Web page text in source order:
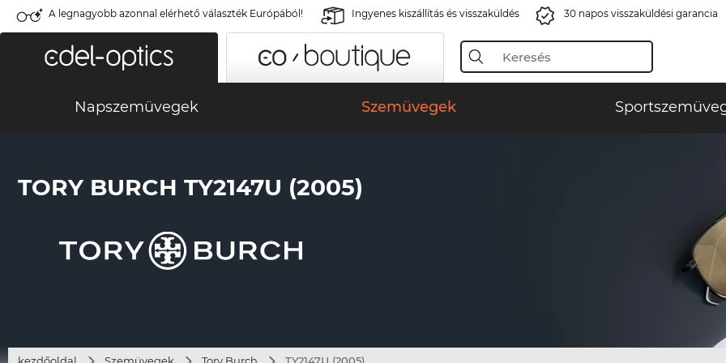
A legnagyobb azonnal elérhető választék Európából! Ingyenes kiszállítás és visszaküldés 30 napos visszaküldési garancia
Napszemüvegek Szemüvegek
TORY BURCH TY2147U (2005)